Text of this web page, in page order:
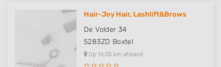
Hair-Joy Hair, Lashlift&Brows
De Volder 34
5283ZD Boxtel
Op 14,05 km afstand